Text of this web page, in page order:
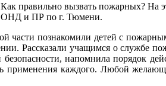
правильно вызвать пожарных? На
ОНД и ПР по г. Тюмени.
познакомили детей с
Рассказали учащимся о службе
напомнила порядок
каждого. Любой